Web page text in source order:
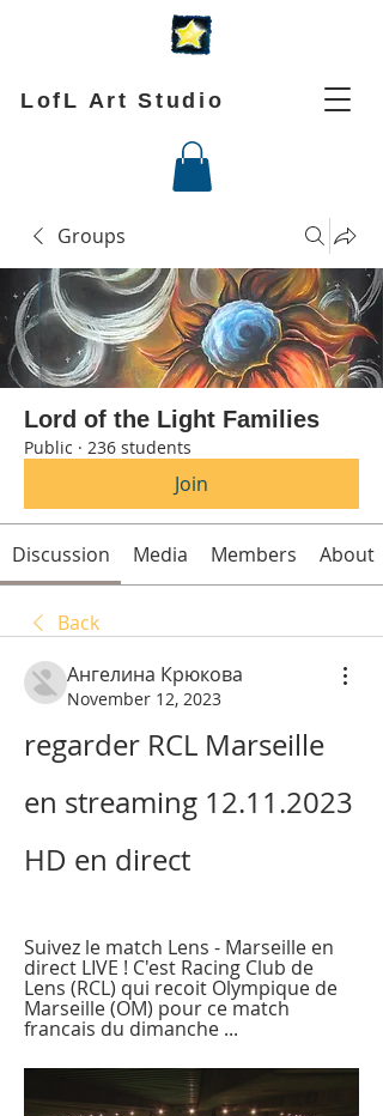
LofL Art Studio
Groups
Lord of the Light Families
Public · 236 students
Join
Discussion Media Members About
Back
Ангелина Крюкова
November 12, 2023
regarder RCL Marseille
en streaming 12.11.2023
HD en direct
Suivez le match Lens - Marseille en
direct LIVE ! C'est Racing Club de
Lens (RCL) qui recoit Olympique de
Marseille (OM) pour ce match
francais du dimanche ...